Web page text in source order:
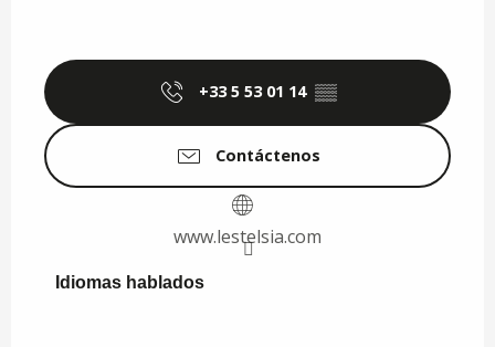
+33 5 53 01 14 ▒▒
Contáctenos
www.lestelsia.com
Idiomas hablados
Idiomas hablados